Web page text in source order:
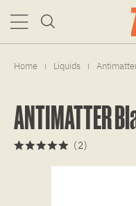
Home | Liquids |
ANTIMATTER
(2)